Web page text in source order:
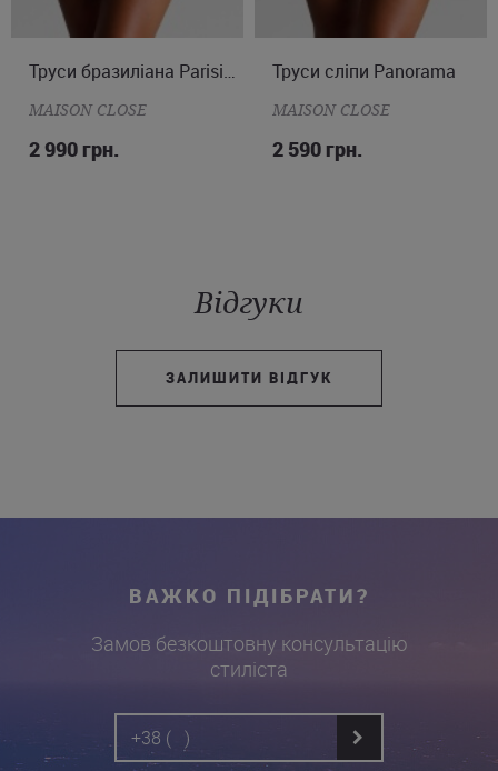
M Труси бразиліана Parisienne
MAISON CLOSE
2 990 грн.
S
Труси сліпи Panorama
MAISON CLOSE
2 590 грн.
Відгуки
ЗАЛИШИТИ ВІДГУК
ВАЖКО ПІДІБРАТИ?
Замов безкоштовну консультацію
стиліста